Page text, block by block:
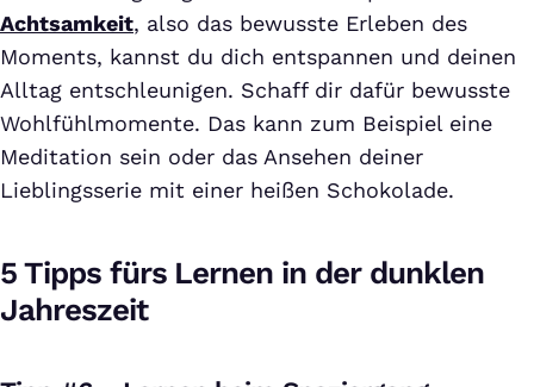
Achtsamkeit, also das bewusste Erleben des
Moments, kannst du dich entspannen und deinen
Alltag entschleunigen. Schaff dir dafür bewusste
Wohlfühlmomente. Das kann zum Beispiel eine
Meditation sein oder das Ansehen deiner
Lieblingsserie mit einer heißen Schokolade.
5 Tipps fürs Lernen in der dunklen
Jahreszeit